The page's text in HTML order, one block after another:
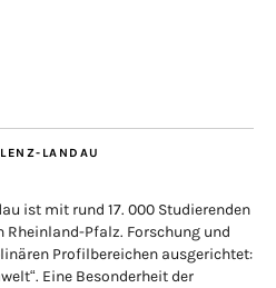
LANDAU
ist mit rund 17. 000 Studierenden
Pfalz. Forschung und
Profilbereichen ausgerichtet:
Eine Besonderheit der